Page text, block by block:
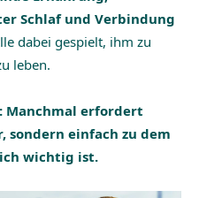
Schlaf und Verbindung
dabei gespielt, ihm zu
leben.
Manchmal erfordert
sondern einfach zu dem
wichtig ist.